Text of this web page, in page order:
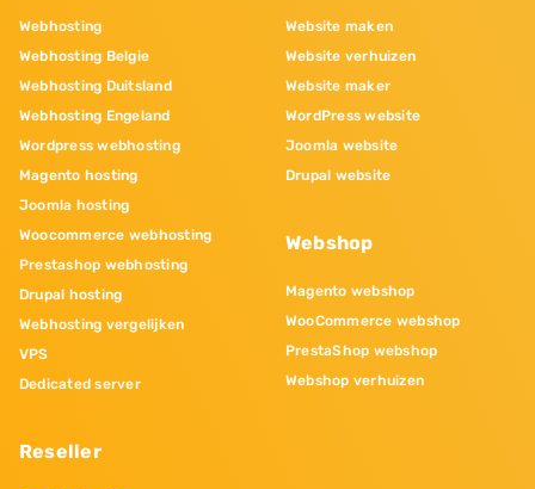
Webhosting
Webhosting Belgie
Webhosting Duitsland
Webhosting Engeland
Wordpress webhosting
Magento hosting
Joomla hosting
Woocommerce webhosting
Prestashop webhosting
Drupal hosting
Webhosting vergelijken
VPS
Dedicated server
Reseller
Website maken
Website verhuizen
Website maker
WordPress website
Joomla website
Drupal website
Webshop
Magento webshop
WooCommerce webshop
PrestaShop webshop
Webshop verhuizen